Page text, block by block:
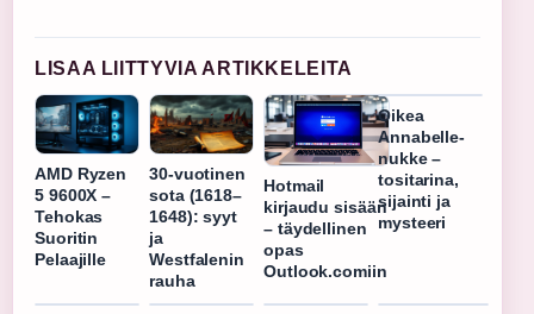
LISAA LIITTYVIA ARTIKKELEITA
AMD Ryzen
5 9600X –
Tehokas
Suoritin
Pelaajille
30-vuotinen
sota (1618–
1648): syyt
ja
Westfalenin
rauha
Hotmail
kirjaudu sisään
– täydellinen
opas
Outlook.comiin
Oikea
Annabelle-
nukke –
tositarina,
sijainti ja
mysteeri